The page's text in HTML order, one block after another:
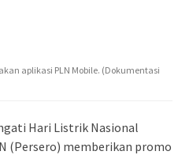
aplikasi PLN Mobile. (Dokumentasi
Hari Listrik Nasional
(Persero) memberikan promo